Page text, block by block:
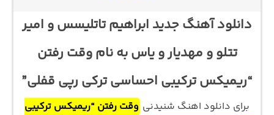
دانلود آهنگ جدید ابراهیم تاتلیسس و امیر
تتلو و مهدیار و یاس به نام وقت رفتن
“ریمیکس ترکیبی احساسی ترکی رپی قفلی”
برای دانلود اهنگ شنیدنی وقت رفتن “ریمیکس ترکیبی